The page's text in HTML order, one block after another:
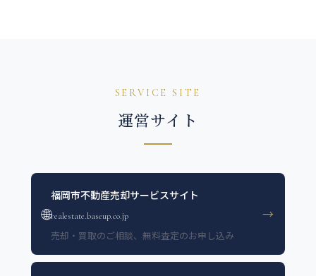
SERVICE SITE
運営サイト
🌐
福岡市不動産売却サービスサイト
realestate.baseup.co.jp
売却・買取のご相談、無料査定のお申し込み
→